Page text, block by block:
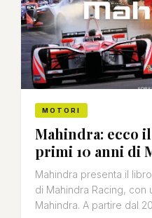
MOTORI
Mahindra: ecco
primi 10 anni di
Mahindra presenta il
di Mahindra Racing, con
Mahindra. A partire dal